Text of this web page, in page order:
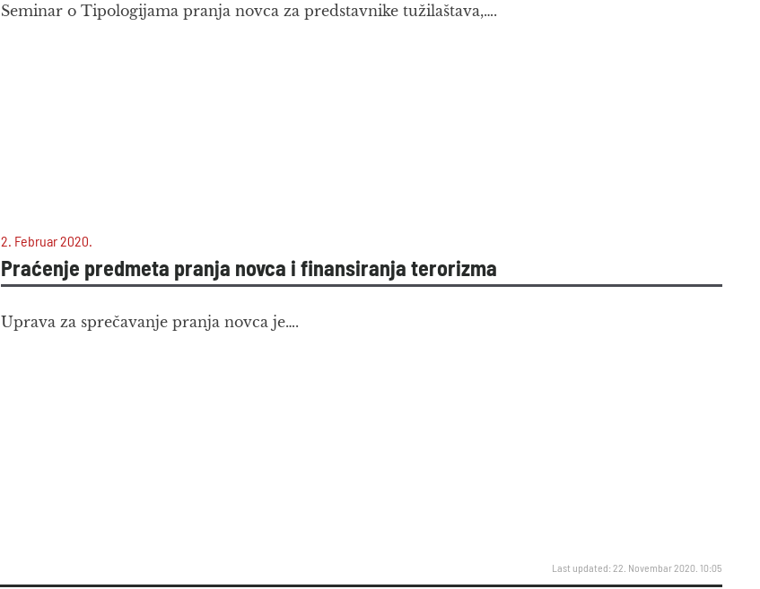
Seminar o Tipologijama pranja novca za predstavnike tužilaštava,….
2. Februar 2020.
Praćenje predmeta pranja novca i finansiranja terorizma
Uprava za sprečavanje pranja novca je….
Last updated: 22. Novembar 2020. 10:05